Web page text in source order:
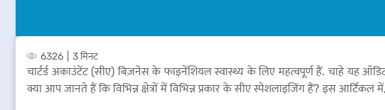
6326 3 मिनट
चार्टर्ड अकाउंटेंट (सीए) बिज़नेस के फाइनेंशियल स्वास्थ्य के लिए महत्वपूर्ण हैं. चाहे यह
क्या आप जानते हैं कि विभिन्न क्षेत्रों में विभिन्न प्रकार के सीए स्पेशलाइजिंग हैं? इस